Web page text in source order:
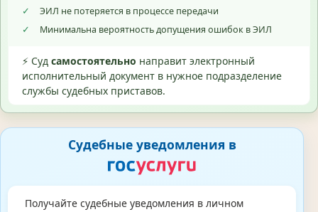
✓
ЭИЛ не потеряется в процессе передачи
✓
Минимальна вероятность допущения ошибок в ЭИЛ
⚡ Суд самостоятельно направит электронный
исполнительный документ в нужное подразделение
службы судебных приставов.
Судебные уведомления в
Получайте судебные уведомления в личном